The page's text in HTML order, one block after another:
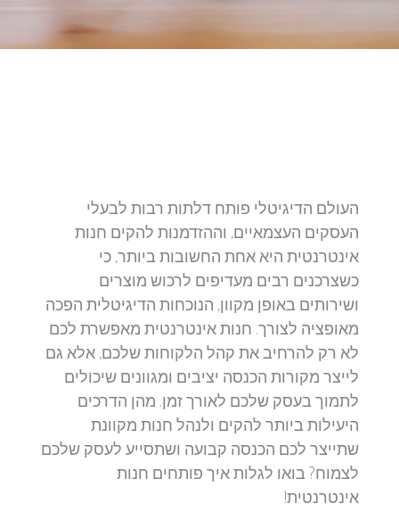
העולם הדיגיטלי פותח דלתות רבות לבעלי
העסקים העצמאיים, וההזדמנות להקים חנות
אינטרנטית היא אחת החשובות ביותר, כי
כשצרכנים רבים מעדיפים לרכוש מוצרים
ושירותים באופן מקוון, הנוכחות הדיגיטלית הפכה
מאופציה לצורך. חנות אינטרנטית מאפשרת לכם
לא רק להרחיב את קהל הלקוחות שלכם, אלא גם
לייצר מקורות הכנסה יציבים ומגוונים שיכולים
לתמוך בעסק שלכם לאורך זמן. מהן הדרכים
היעילות ביותר להקים ולנהל חנות מקוונת
שתייצר לכם הכנסה קבועה ושתסייע לעסק שלכם
לצמוח? בואו לגלות איך פותחים חנות
אינטרנטית!